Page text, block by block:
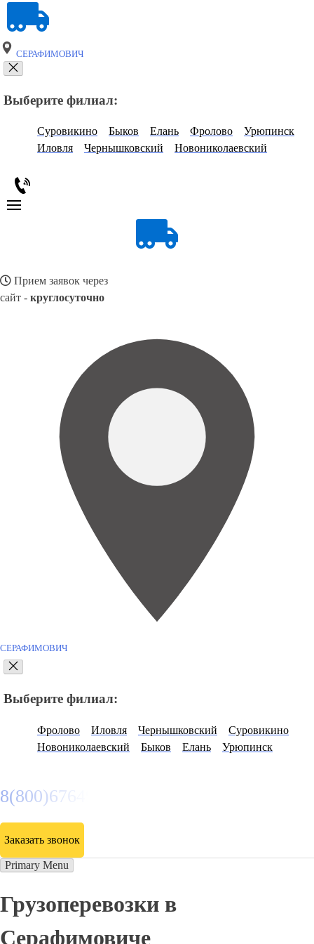
СЕРАФИМОВИЧ
Выберите филиал:
Суровикино Быков Елань Фролово
Урюпинск
Иловля
Чернышковский Новониколаевский
Прием заявок через
сайт - круглосуточно
СЕРАФИМОВИЧ
Выберите филиал:
Фролово Иловля Чернышковский
Суровикино
Новониколаевский
Быков Елань Урюпинск
8(800)6764935
Заказать звонок
Primary Menu
Грузоперевозки в
Серафимовиче